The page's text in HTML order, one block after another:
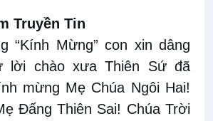
Truyền Tin
“Kính Mừng” con xin dâng
lời chào xưa Thiên Sứ đã
mừng Mẹ Chúa Ngôi Hai!
Đấng Thiên Sai! Chúa Trời